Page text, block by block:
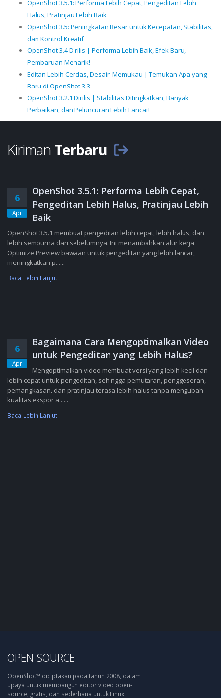
OpenShot 3.5.1: Performa Lebih Cepat, Pengeditan Lebih
Halus, Pratinjau Lebih Baik
OpenShot 3.5: Peningkatan Besar untuk Kecepatan, Stabilitas,
dan Kontrol Kreatif
OpenShot 3.4 Dirilis | Performa Lebih Baik, Efek Baru,
Pembaruan Menarik!
Editan Lebih Cerdas, Desain Memukau | Temukan Apa yang
Baru di OpenShot 3.3
OpenShot 3.2.1 Dirilis | Stabilitas Ditingkatkan, Banyak
Perbaikan, dan Peluncuran Lebih Lancar!
Kiriman Terbaru
6
Apr
OpenShot 3.5.1: Performa Lebih Cepat,
Pengeditan Lebih Halus, Pratinjau Lebih
Baik
OpenShot 3.5.1 membuat pengeditan lebih cepat, lebih halus, dan
lebih sempurna dari sebelumnya. Ini menambahkan alur kerja
Optimize Preview bawaan untuk pengeditan yang lebih lancar,
meningkatkan p......
Baca Lebih Lanjut
6
Apr
Bagaimana Cara Mengoptimalkan Video
untuk Pengeditan yang Lebih Halus?
Mengoptimalkan video membuat versi yang lebih kecil dan
lebih cepat untuk pengeditan, sehingga pemutaran, penggeseran,
pemangkasan, dan pratinjau terasa lebih halus tanpa mengubah
kualitas ekspor a......
Baca Lebih Lanjut
OPEN-SOURCE
OpenShot™ diciptakan pada tahun 2008, dalam
upaya untuk membangun editor video open-
source, gratis, dan sederhana untuk Linux.